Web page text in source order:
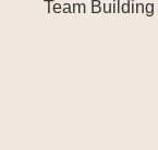
Team